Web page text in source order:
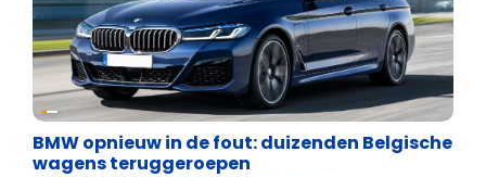
Uncategorized
BMW opnieuw in de fout: duizenden Belgische
wagens teruggeroepen